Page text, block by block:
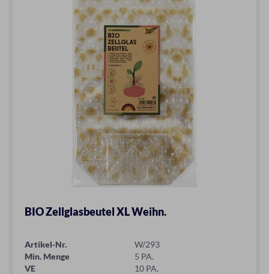
BIO Zellglasbeutel XL Weihn.
Artikel-Nr.
W/293
Min. Menge
5 PA.
VE
10 PA.